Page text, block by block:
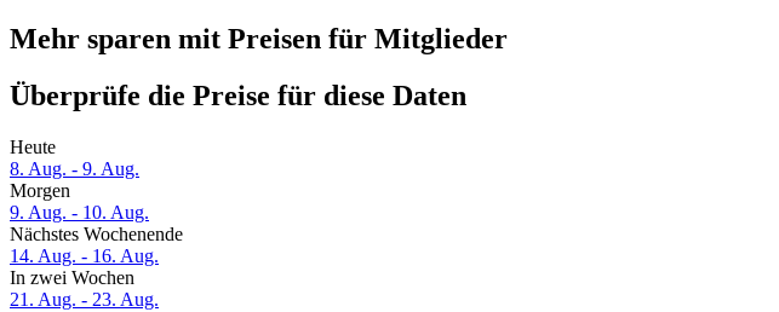
Mehr sparen mit Preisen für Mitglieder
Überprüfe die Preise für diese Daten
Heute
8. Aug. - 9. Aug.
Morgen
9. Aug. - 10. Aug.
Nächstes Wochenende
14. Aug. - 16. Aug.
In zwei Wochen
21. Aug. - 23. Aug.